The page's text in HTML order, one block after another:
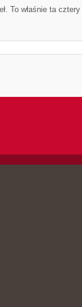
To właśnie ta